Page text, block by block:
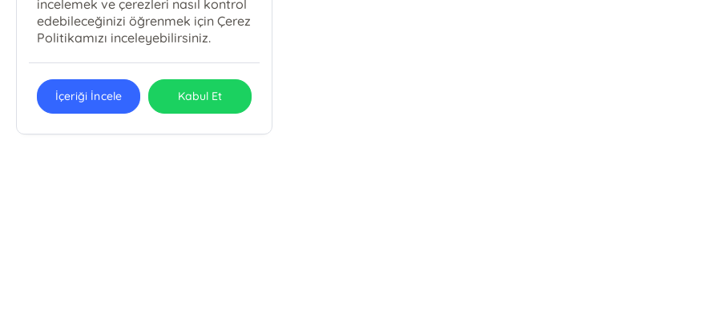
incelemek ve çerezleri nasıl kontrol
edebileceğinizi öğrenmek için Çerez
Politikamızı inceleyebilirsiniz.
İçeriği İncele Kabul Et